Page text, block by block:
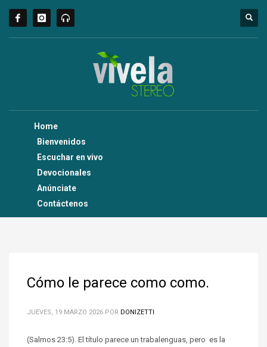
Home
Bienvenidos
Escuchar en vivo
Devocionales
Anúnciate
Contáctenos
Cómo le parece como como.
JUEVES, 19 MARZO 2026 POR DONIZETTI
(Salmos 23:5). El título parece un trabalenguas, pero es la